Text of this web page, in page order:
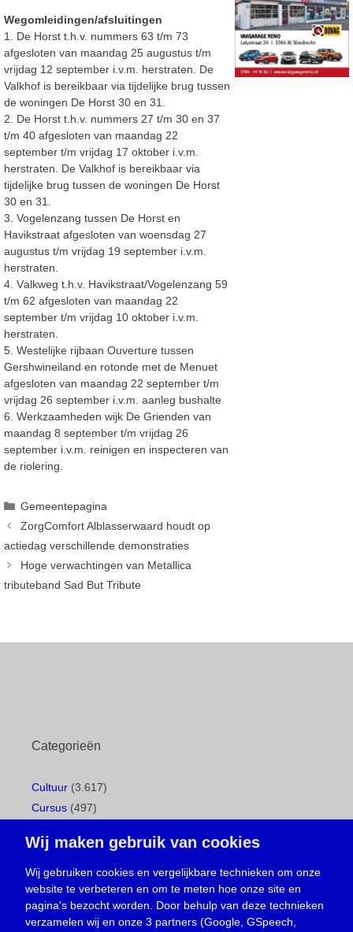
Wegomleidingen/afsluitingen
1. De Horst t.h.v. nummers 63 t/m 73
afgesloten van maandag 25 augustus t/m
vrijdag 1 2 september i .v.m. herstraten. De
Valkhof is bereikbaar via tijdelijke brug tussen
de woningen De Horst 30 en 31.
2. De Horst t.h.v. nummers 27 t/m 30 en 37
t/m 40 afgesloten van maandag 22
september t/m vrijdag 17 oktober i .v.m.
herstraten. De Valkhof is bereikbaar via
tijdelijke brug tussen de woningen De Horst
30 en 31.
3. Vogelenzang tussen De Horst en
Havikstraat afgesloten van woensdag 27
augustus t/m vrijdag 19 september i .v.m.
herstraten.
4. Valkweg t.h.v. Havikstraat/Vogelenzang 59
t/m 62 afgesloten van maandag 22
september t/m vrijdag 10 oktober i .v.m.
herstraten.
5. Westelijke rijbaan Ouverture tussen
Gershwineiland en rotonde met de Menuet
afgesloten van maandag 22 september t/m
vrijdag 26 september i .v.m. aanleg bushalte
6. Werkzaamheden wijk De Grienden van
maandag 8 september t/m vrijdag 26
september i .v.m.
reinigen en inspecteren van
de riolering.
Categorieën
Gemeentepagina
ZorgComfort Alblasserwaard houdt op
actiedag verschillende demonstraties
Hoge verwachtingen van Metallica
tributeband Sad But Tribute
Categorieën
Cultuur (3.617)
Cursus (497)
Gemeentepagina(104)
Ingezonden brief(539)
Media(156)
Nieuws (23.330)
Wij maken gebruik van cookies
Wij gebruiken cookies en vergelijkbare technieken om onze
website te verbeteren en om te meten hoe onze site en
pagina's bezocht worden. Door behulp van deze technieken
verzamelen wij en onze 3 partners (Google, GSpeech,